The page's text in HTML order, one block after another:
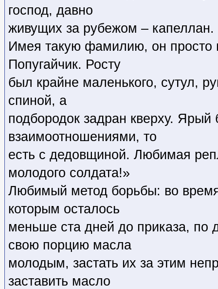
господ, давно
живущих за рубежом – капеллан.
Имея такую фамилию, он просто
Попугайчик. Росту
был крайне маленького, сутул,
спиной, а
подбородок задран кверху.
взаимоотношениями, то
есть с дедовщиной. Любимая
молодого солдата!»
Любимый метод борьбы: во
которым осталось
меньше ста дней до приказа, по
свою порцию масла
молодым, застать их за этим
заставить масло